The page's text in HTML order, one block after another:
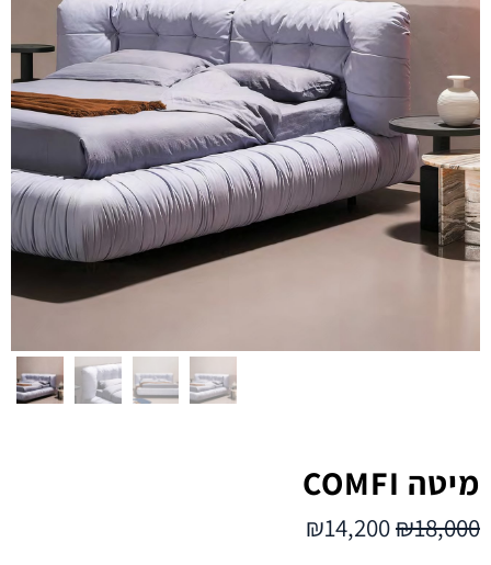
מיטה COMFI
₪18,000
₪14,200